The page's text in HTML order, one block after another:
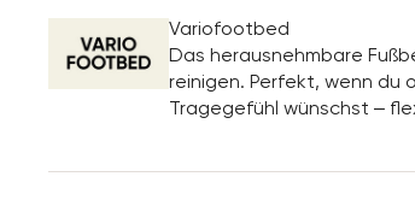
Variofootbed
Das herausnehmbare
reinigen. Perfekt, wenn du
Tragegefühl wünschst –